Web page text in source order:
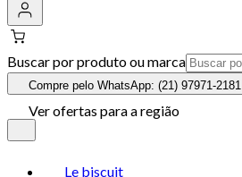
Buscar por produto ou marca
Compre pelo WhatsApp: (21) 97971-2181
Ver ofertas para a região
Le biscuit